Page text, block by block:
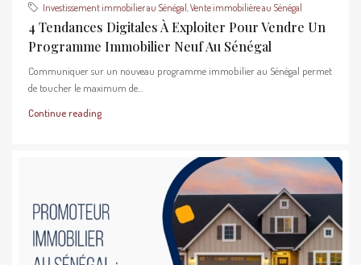
Investissement immobilier au Sénégal Vente immobilière au Sénégal
4 Tendances Digitales À Exploiter Pour Vendre Un
Programme Immobilier Neuf Au Sénégal
Communiquer sur un nouveau programme immobilier au Sénégal permet
de toucher le maximum de...
Continue reading